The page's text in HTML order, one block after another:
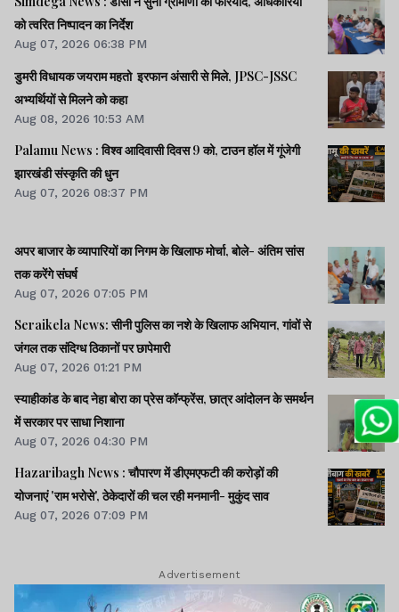
को त्वरित निष्पादन का निर्देश
Aug 07, 2026 06:38 PM
डुमरी विधायक जयराम महतो इरफान अंसारी से मिले, JPSC-JSSC
अभ्यर्थियों से मिलने को कहा
Aug 08, 2026 10:53 AM
Palamu News : विश्व आदिवासी दिवस 9 को, टाउन हॉल में गूंजेगी
झारखंडी संस्कृति की धुन
Aug 07, 2026 08:37 PM
अपर बाजार के व्यापारियों का निगम के खिलाफ मोर्चा, बोले- अंतिम सांस
तक करेंगे संघर्ष
Aug 07, 2026 07:05 PM
Seraikela News: सीनी पुलिस का नशे के खिलाफ अभियान, गांवों से
जंगल तक संदिग्ध ठिकानों पर छापेमारी
Aug 07, 2026 01:21 PM
स्याहीकांड के बाद नेहा बोरा का प्रेस कॉन्फ्रेंस, छात्र आंदोलन के समर्थन
में सरकार पर साधा निशाना
Aug 07, 2026 04:30 PM
Hazaribagh News : चौपारण में डीएमएफटी की करोड़ों की
योजनाएं 'राम भरोसे', ठेकेदारों की चल रही मनमानी- मुकुंद साव
Aug 07, 2026 07:09 PM
Advertisement